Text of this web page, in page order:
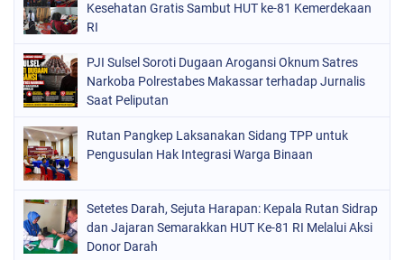
Kesehatan Gratis Sambut HUT ke-81 Kemerdekaan
RI
PJI Sulsel Soroti Dugaan Arogansi Oknum Satres
Narkoba Polrestabes Makassar terhadap Jurnalis
Saat Peliputan
Rutan Pangkep Laksanakan Sidang TPP untuk
Pengusulan Hak Integrasi Warga Binaan
Setetes Darah, Sejuta Harapan: Kepala Rutan Sidrap
dan Jajaran Semarakkan HUT Ke-81 RI Melalui Aksi
Donor Darah